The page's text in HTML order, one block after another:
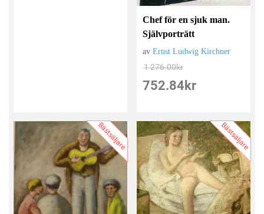
Chef för en sjuk man.
Självporträtt
avErnst Ludwig Kirchner
1 276.00kr
752.84 kr
Bästsäljare Bästsäljare